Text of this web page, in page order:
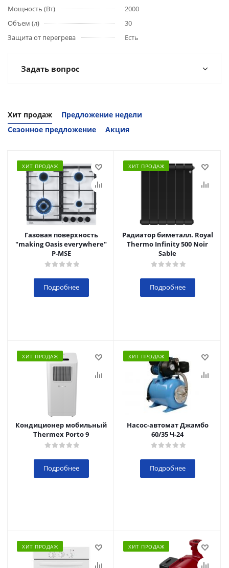
Мощность (Вт)
2000
Объем (л)
30
Защита от перегрева
Есть
Задать вопрос
Хит продаж
Предложение недели
Сезонное предложение
Акция
ХИТ ПРОДАЖ
Газовая поверхность
"making Oasis everywhere"
P-MSE
Подробнее
ХИТ ПРОДАЖ
Радиатор биметалл. Royal
Thermo Infinity 500 Noir
Sable
Подробнее
ХИТ ПРОДАЖ
Кондиционер мобильный
Thermex Porto 9
Подробнее
ХИТ ПРОДАЖ
Насос-автомат Джамбо
60/35 Ч-24
Подробнее
ХИТ ПРОДАЖ ХИТ ПРОДАЖ